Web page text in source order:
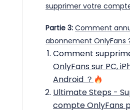
supprimer votre
Partie 3: Comment
abonnement OnlyFans
Comment
OnlyFans sur PC,
Android ？
Ultimate Steps -
compte OnlyFans